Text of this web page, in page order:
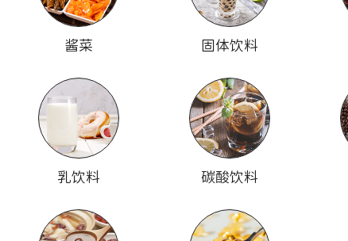
酱菜 固体饮料
乳饮料 碳酸饮料